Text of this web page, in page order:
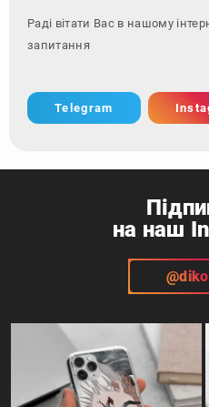
Раді вітати Вас в нашому
запитання - зверніться
Telegram
на наш